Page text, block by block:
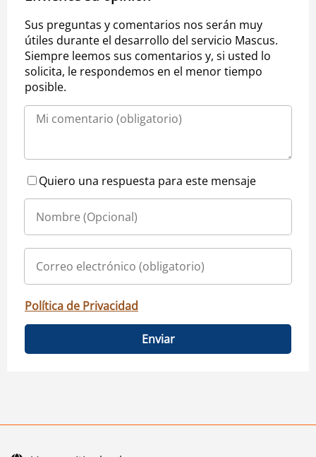
Sus preguntas y comentarios nos serán muy
útiles durante el desarrollo del servicio Mascus.
Siempre leemos sus comentarios y, si usted lo
solicita, le respondemos en el menor tiempo
posible.
Quiero una respuesta para este mensaje
Política de Privacidad
Enviar